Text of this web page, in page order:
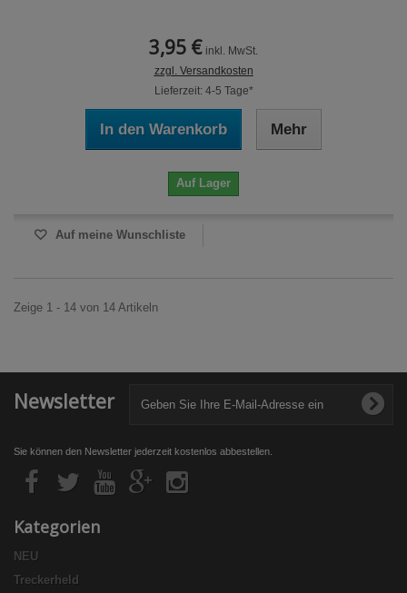
3,95 € inkl. MwSt.
zzgl. Versandkosten
Lieferzeit: 4-5 Tage*
In den Warenkorb Mehr
Auf Lager
Auf meine Wunschliste
Zeige 1 - 14 von 14 Artikeln
Newsletter
Sie können den Newsletter jederzeit kostenlos abbestellen.
Kategorien
NEU
Treckerheld